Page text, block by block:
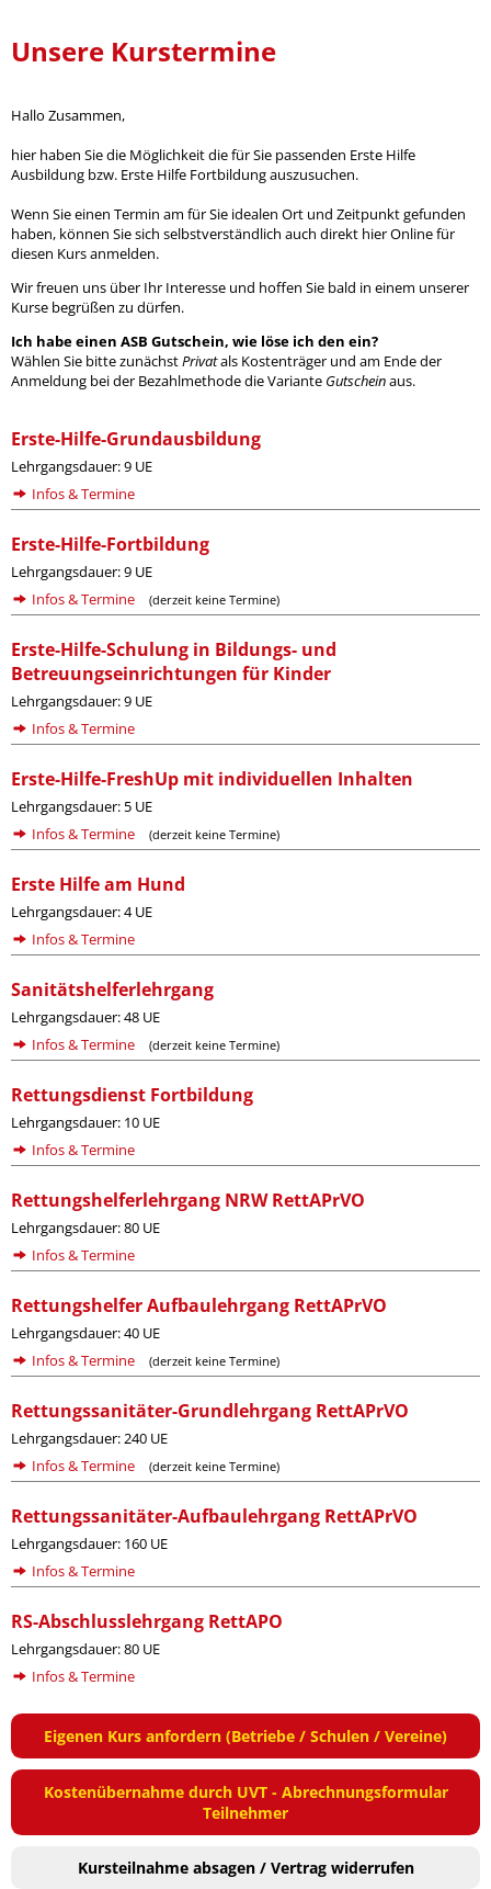
Unsere Kurstermine
Hallo Zusammen,
hier haben Sie die Möglichkeit die für Sie passenden Erste Hilfe
Ausbildung bzw. Erste Hilfe Fortbildung auszusuchen.
Wenn Sie einen Termin am für Sie idealen Ort und Zeitpunkt gefunden
haben, können Sie sich selbstverständlich auch direkt hier Online für
diesen Kurs anmelden.
Wir freuen uns über Ihr Interesse und hoffen Sie bald in einem unserer
Kurse begrüßen zu dürfen.
Ich habe einen ASB Gutschein, wie löse ich den ein?
Wählen Sie bitte zunächstPrivatals Kostenträger und am Ende der
Anmeldung bei der Bezahlmethode die Variante Gutscheinaus.
Erste-Hilfe-Grundausbildung
Lehrgangsdauer: 9 UE
Infos & Termine
Erste-Hilfe-Fortbildung
Lehrgangsdauer: 9 UE
Infos & Termine
(derzeit keine Termine)
Erste-Hilfe-Schulung in Bildungs- und
Betreuungseinrichtungen für Kinder
Lehrgangsdauer: 9 UE
Infos & Termine
Erste-Hilfe-FreshUp mit individuellen Inhalten
Lehrgangsdauer: 5 UE
Infos & Termine
(derzeit keine Termine)
Erste Hilfe am Hund
Lehrgangsdauer: 4 UE
Infos & Termine
Sanitätshelferlehrgang
Lehrgangsdauer: 48 UE
Infos & Termine
(derzeit keine Termine)
Rettungsdienst Fortbildung
Lehrgangsdauer: 10 UE
Infos & Termine
Rettungshelferlehrgang NRW RettAPrVO
Lehrgangsdauer: 80 UE
Infos & Termine
Rettungshelfer Aufbaulehrgang RettAPrVO
Lehrgangsdauer: 40 UE
Infos & Termine
(derzeit keine Termine)
Rettungssanitäter-Grundlehrgang RettAPrVO
Lehrgangsdauer: 240 UE
Infos & Termine
(derzeit keine Termine)
Rettungssanitäter-Aufbaulehrgang RettAPrVO
Lehrgangsdauer: 160 UE
Infos & Termine
RS-Abschlusslehrgang RettAPO
Lehrgangsdauer: 80 UE
Infos & Termine
Eigenen Kurs anfordern (Betriebe / Schulen / Vereine)
Kostenübernahme durch UVT - Abrechnungsformular
Teilnehmer
Kursteilnahme absagen / Vertrag widerrufen